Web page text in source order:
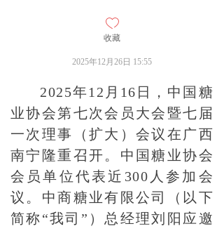
2025年12月16日，中国糖
业协会第七次会员大会暨七届
一次理事（扩大）会议在广西
南宁隆重召开。中国糖业协会
会员单位代表近300人参加会
议。中商糖业有限公司（以下
简称“我司”）总经理刘阳应邀
2025年12月26日 15:55
ꄀ
收藏